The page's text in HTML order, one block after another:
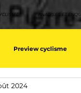
ANALYSES ET
Preview cyclisme
2024